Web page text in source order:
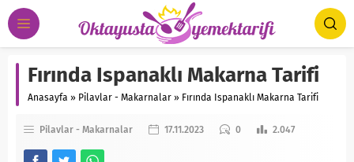
Fırında Ispanaklı Makarna Tarifi
Anasayfa » Pilavlar - Makarnalar » Fırında Ispanaklı Makarna Tarifi
Pilavlar - Makarnalar 17.11.2023 0 2.047